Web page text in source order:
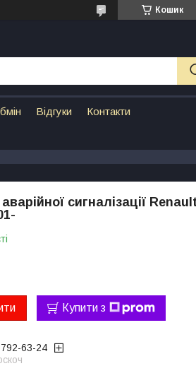
Кошик
Відгуки Контакти
сигналізації
Купити з
63-24